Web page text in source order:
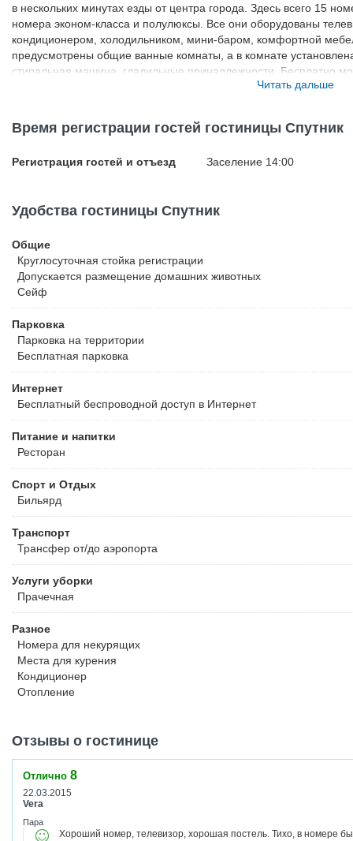
в нескольких минутах езды от центра города. Здесь всего 15
номера эконом-класса и полулюксы. Все они оборудованы
кондиционером, холодильником, мини-баром, комфортной
предусмотрены общие ванные комнаты, а в комнате
стиральная машина, гладильные принадлежности. Бесплатно
парковкой, отдохнуть на летней террасе, поиграть в бильярд.
Читать дальше
Время регистрации гостей гостиницы Спутник
Регистрация гостей и отъезд Заселение 14:00
Удобства гостиницы Спутник
Общие
Круглосуточная стойка регистрации
Допускается размещение домашних животных
Сейф
Парковка
Парковка на территории
Бесплатная парковка
Интернет
Бесплатный беспроводной доступ в Интернет
Питание и напитки
Ресторан
Спорт и Отдых
Бильярд
Транспорт
Трансфер от/до аэропорта
Услуги уборки
Прачечная
Разное
Номера для некурящих
Места для курения
Кондиционер
Отопление
Отзывы о гостинице
Отлично 8
22.03.2015
Vera
Пара
Хороший номер, телевизор, хорошая постель. Тихо, в номере